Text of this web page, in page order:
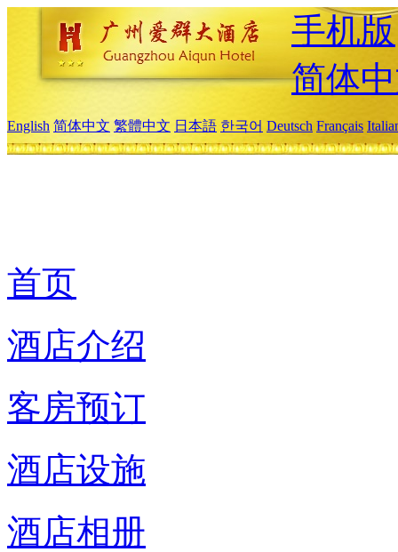
手机版
简体
English 简体中文 繁體中文 日本語 한국어 Deutsch Français
首页
酒店介绍
客房预订
酒店设施
酒店相册